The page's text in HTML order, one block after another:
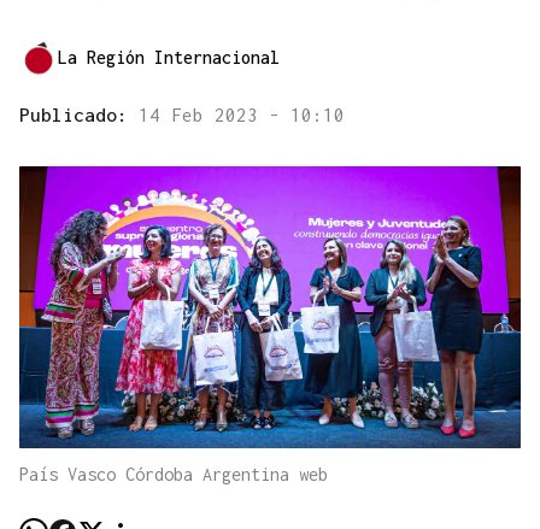
La Región Internacional
Publicado: 14 Feb 2023 - 10:10
País Vasco Córdoba Argentina web